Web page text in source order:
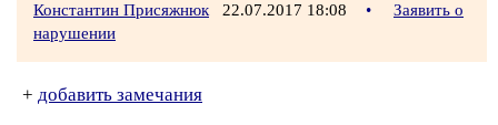
Константин Присяжнюк 22.07.2017 18:08 •
Заявить о
нарушении
+ добавить замечания